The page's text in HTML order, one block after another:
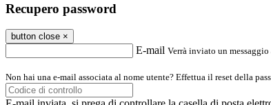
Recupero password
button close ×
E-mail Verrà inviato un
Non hai una e-mail associata al nome utente? Effettua il reset della